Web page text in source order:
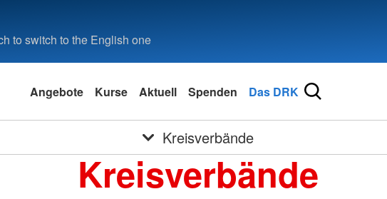
to switch to the English one
Angebote Kurse Aktuell Spenden Das DRK
Kreisverbände
Kreisverbände